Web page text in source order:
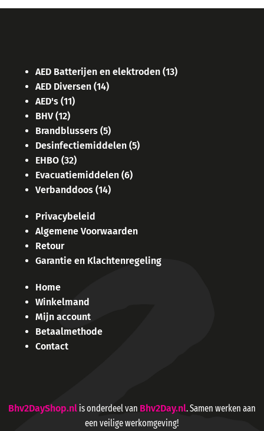
AED Batterijen en elektroden (13)
AED Diversen (14)
AED's (11)
BHV (12)
Brandblussers (5)
Desinfectiemiddelen (5)
EHBO (32)
Evacuatiemiddelen (6)
Verbanddoos (14)
Privacybeleid
Algemene Voorwaarden
Retour
Garantie en Klachtenregeling
Home
Winkelmand
Mijn account
Betaalmethode
Contact
Bhv2DayShop.nl is onderdeel van Bhv2Day.nl. Samen werken aan
een veilige werkomgeving!